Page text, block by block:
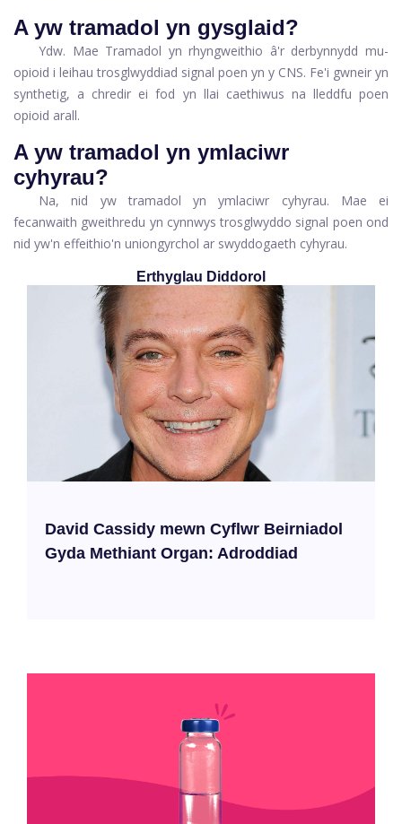
A yw tramadol yn gysglaid?
Ydw. Mae Tramadol yn rhyngweithio â'r derbynnydd mu-
opioid i leihau trosglwyddiad signal poen yn y CNS. Fe'i gwneir yn
synthetig, a chredir ei fod yn llai caethiwus na lleddfu poen
opioid arall.
A yw tramadol yn ymlaciwr
cyhyrau?
Na, nid yw tramadol yn ymlaciwr cyhyrau. Mae ei
fecanwaith gweithredu yn cynnwys trosglwyddo signal poen ond
nid yw'n effeithio'n uniongyrchol ar swyddogaeth cyhyrau.
Erthyglau Diddorol
David Cassidy mewn Cyflwr Beirniadol
Gyda Methiant Organ: Adroddiad